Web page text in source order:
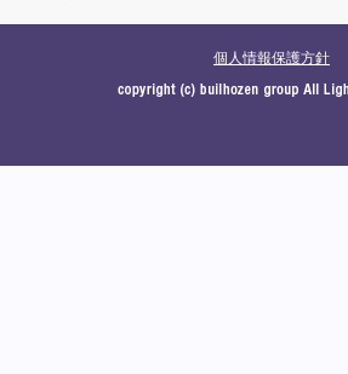
個人情報保護方針